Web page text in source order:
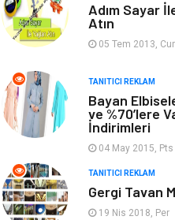
Gençlik & Eğlence
Mobilya
Bebek Giyim ağız ve
Doğal Enerji
Kaynakları
Adım Sayar
Atın
05 Tem 2013,
TANITICI REKLAM
Bayan
ve %70’lere
İndirimleri
04 May 2015, Pts
TANITICI REKLAM
Gergi Tavan
19 Nis 2018, Per